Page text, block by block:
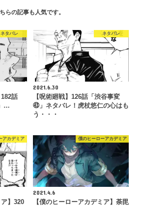
らの記事も人気です。
ネタバレ
182話
…
ネタバレ
2021.6.30
【呪術廻戦】126話「渋谷事変
㊸」ネタバレ！虎杖悠仁の心はも
う・・・
アカデミア
ア】320
僕のヒーローアカデミア
2021.4.6
【僕のヒーローアカデミア】荼毘